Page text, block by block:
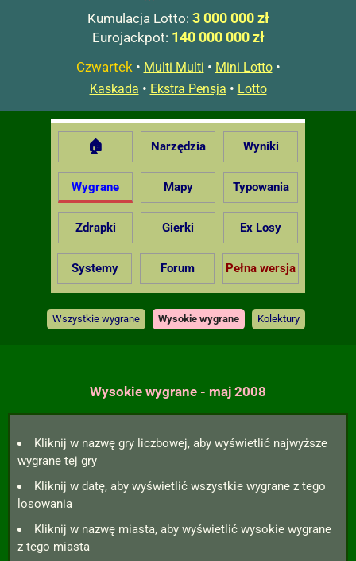
Kumulacja Lotto: 3 000 000 zł
Eurojackpot: 140 000 000 zł
Czwartek• Multi Multi • Mini Lotto•
Kaskada • Ekstra Pensja • Lotto
🏠 Narzędzia Wyniki
Wygrane Mapy Typowania
Zdrapki Gierki Ex Losy
Systemy Forum Pełna wersja
Wszystkie wygrane Wysokie wygrane Kolektury
Wysokie wygrane - maj 2008
Kliknij w nazwę gry liczbowej, aby wyświetlić najwyższe
wygrane tej gry
Kliknij w datę, aby wyświetlić wszystkie wygrane z tego
losowania
Kliknij w nazwę miasta, aby wyświetlić wysokie wygrane
z tego miasta